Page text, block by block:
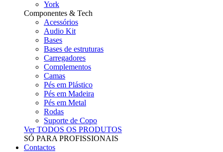
York
Componentes & Tech
Acessórios
Audio Kit
Bases
Bases de estruturas
Carregadores
Complementos
Camas
Pés em Plástico
Pés em Madeira
Pés em Metal
Rodas
Suporte de Copo
Ver TODOS OS PRODUTOS
SÓ PARA PROFISSIONAIS
Contactos